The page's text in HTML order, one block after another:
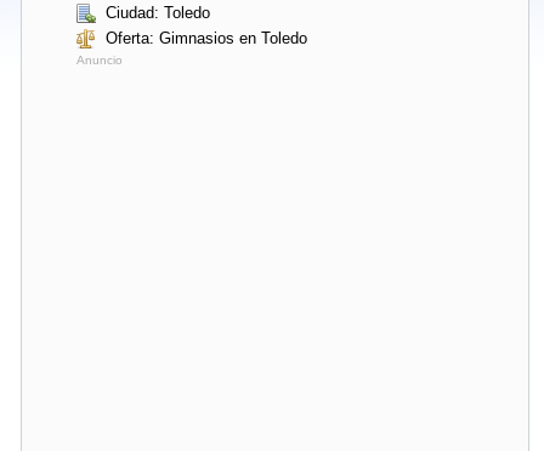
Ciudad: Toledo
Oferta: Gimnasios en Toledo
Anuncio